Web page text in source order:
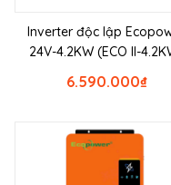
Inverter độc lập
24V-4.2KW (ECO II-
₫
6.590.000